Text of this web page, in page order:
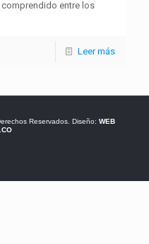
entre los
Leer más
Reservados. Diseño: WEB